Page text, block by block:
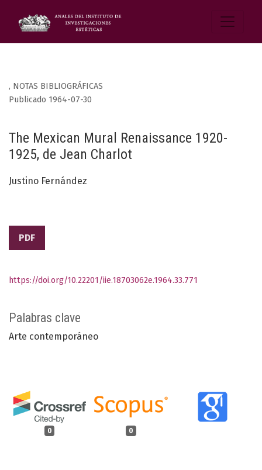
, NOTAS BIBLIOGRÁFICAS
The Mexican Mural Renaissance 1920-
1925, de Jean Charlot
Publicado 1964-07-30
Justino Fernández
PDF
Palabras clave
Arte contemporáneo
0 0
https://doi.org/10.22201/iie.18703062e.1964.33.771